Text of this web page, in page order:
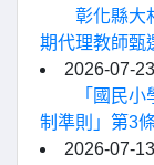
彰化縣大
期代理教師甄
2026-07-23
「國民
制準則」第3
2026-07-13